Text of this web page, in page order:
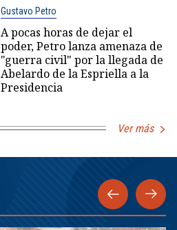
Gustavo Petro
A pocas horas de dejar el
poder, Petro lanza amenaza de
"guerra civil" por la llegada de
Abelardo de la Espriella a la
Presidencia
Ver más